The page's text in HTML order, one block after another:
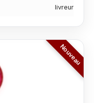
livreur